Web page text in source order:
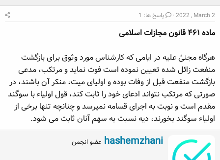
و
ک
ن
د
ه
م
ض
و
ع
ر
ی
خ
و
ع
2022 , March 2 پاسخ ها: 1
ماده ۴۶۱ قانون مجازات اسلامی
هرگاه مجنیٌ علیه در ایامی که کارشناس مورد وثوق برای بازگشت
منفعت زائل شده تعیین نموده است فوت نماید و مرتکب، مدعی
بازگشت منفعت قبل از وفات بوده و اولیای میت، منکر آن باشند، در
صورتی که مرتکب نتواند ادعای خود را ثابت کند، قول اولیاء با سوگند
مقدم است و نوبت به اجرای قسامه نمیرسد و چنانچه تنها برخی از
اولیاء سوگند بخورند، دیه نسبت به سهم آنان ثابت می شود.
W
hashemzhani عضو انجمن